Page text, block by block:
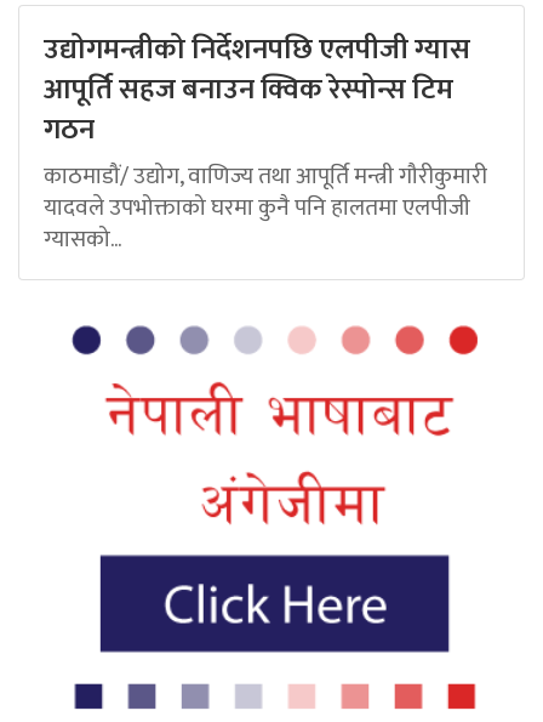
उद्योगमन्त्रीको निर्देशनपछि एलपीजी ग्यास
आपूर्ति सहज बनाउन क्विक रेस्पोन्स टिम
गठन
काठमाडौं/ उद्योग, वाणिज्य तथा आपूर्ति मन्त्री गौरीकुमारी
यादवले उपभोक्ताको घरमा कुनै पनि हालतमा एलपीजी
ग्यासको...